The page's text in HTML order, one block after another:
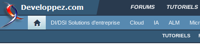
FORUMS TUTORIELS
DI/DSI Solutions d'entreprise Cloud IA ALM
TUTORIELS